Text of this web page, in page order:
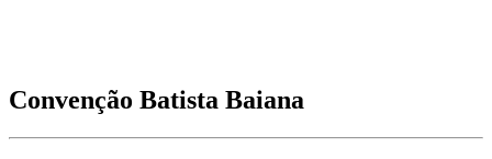
Convenção Batista Baiana